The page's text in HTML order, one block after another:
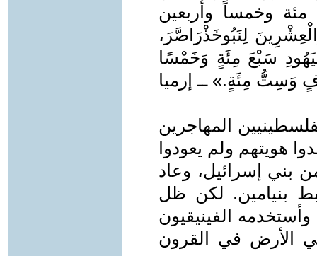
وخمساً وأربعين
لِنَبُوخَذْرَاصَّرَ،
سَبْعَ مِئَةٍ وَخَمْسًا
وَسِتُّ مِئَةٍ.» ــ إرميا
المهاجرين
هويتهم ولم يعودوا
بني إسرائيل، وعاد
بنيامين. لكن ظل
الفينيقيون
الأرض في القرون